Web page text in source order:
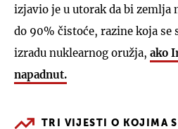
izjavio je u utorak da bi zemlja
do 90% čistoće, razine koja se
izradu nuklearnog oružja, ako
napadnut.
TRI VIJESTI O KOJIMA